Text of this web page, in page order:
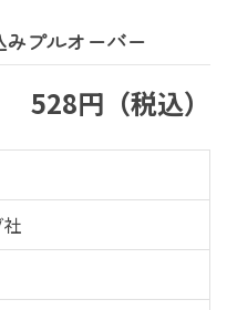
みプルオーバー
528円（税込）